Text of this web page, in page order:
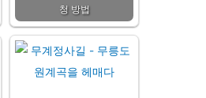
청 방법